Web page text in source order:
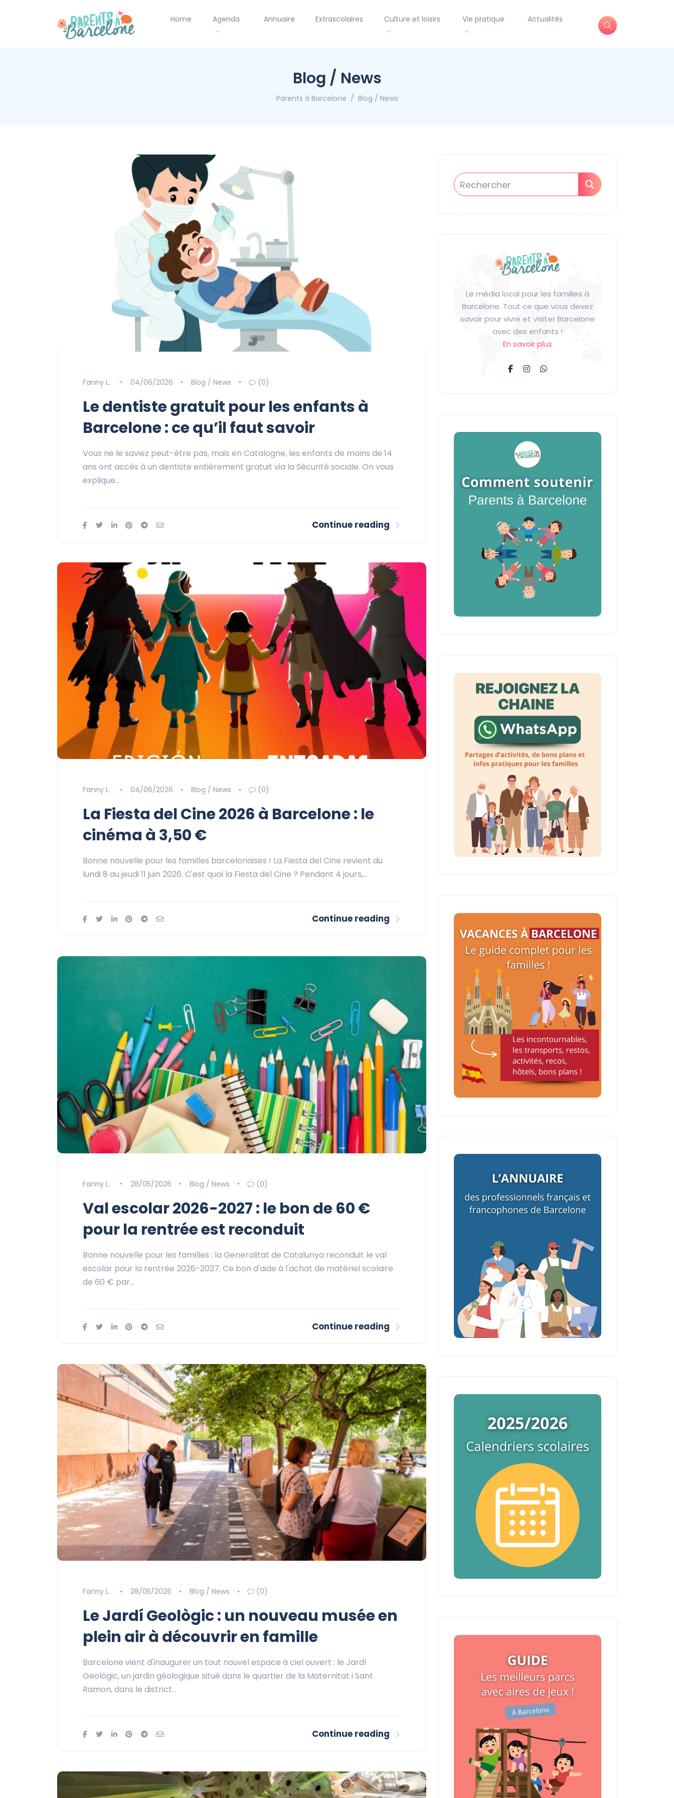
Home Agenda Annuaire Extrascolaires Culture et loisirs Vie pratique Actualités
Blog / News
Parents à Barcelone Blog / News
Fanny L. 04/06/2026 Blog / News (0)
Le dentiste gratuit pour les enfants à
Barcelone : ce qu’il faut savoir
Vous ne le saviez peut-être pas, mais en Catalogne, les enfants de moins de 14
ans ont accès à un dentiste entièrement gratuit via la Sécurité sociale. On vous
explique…
Continue reading
Fanny L. 04/06/2026 Blog / News (0)
La Fiesta del Cine 2026 à Barcelone : le
cinéma à 3,50 €
Bonne nouvelle pour les familles barcelonaises ! La Fiesta del Cine revient du
lundi 8 au jeudi 11 juin 2026. C'est quoi la Fiesta del Cine ? Pendant 4 jours,…
Continue reading
Fanny L. 28/05/2026 Blog / News (0)
Val escolar 2026-2027 : le bon de 60 €
pour la rentrée est reconduit
Bonne nouvelle pour les familles : la Generalitat de Catalunya reconduit le val
escolar pour la rentrée 2026-2027. Ce bon d'aide à l'achat de matériel scolaire
de 60 € par…
Continue reading
Fanny L. 28/05/2026 Blog / News (0)
Le Jardí Geològic : un nouveau musée en
plein air à découvrir en famille
Barcelone vient d'inaugurer un tout nouvel espace à ciel ouvert : le Jardí
Geològic, un jardin géologique situé dans le quartier de la Maternitat i Sant
Ramon, dans le district…
Continue reading
Le média local pour les familles à
Barcelone. Tout ce que vous devez
savoir pour vivre et visiter Barcelone
avec des enfants !
En savoir plus